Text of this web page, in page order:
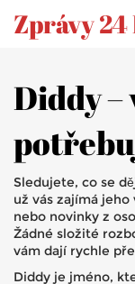
Zprávy
Diddy –
Sledujete, co se
už vás zajímá
nebo novinky z
Žádné složité
vám dají rychle
Diddy je jméno,